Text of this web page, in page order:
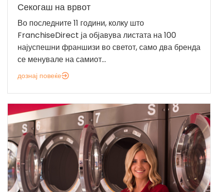
Секогаш на врвот
Во последните 11 години, колку што
FranchiseDirect ја објавува листата на 100
најуспешни франшизи во светот, само два бренда
се менувале на самиот...
дознај повеќе